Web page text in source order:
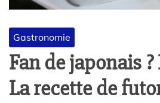
Gastronomie
Fan de japonais
La recette de